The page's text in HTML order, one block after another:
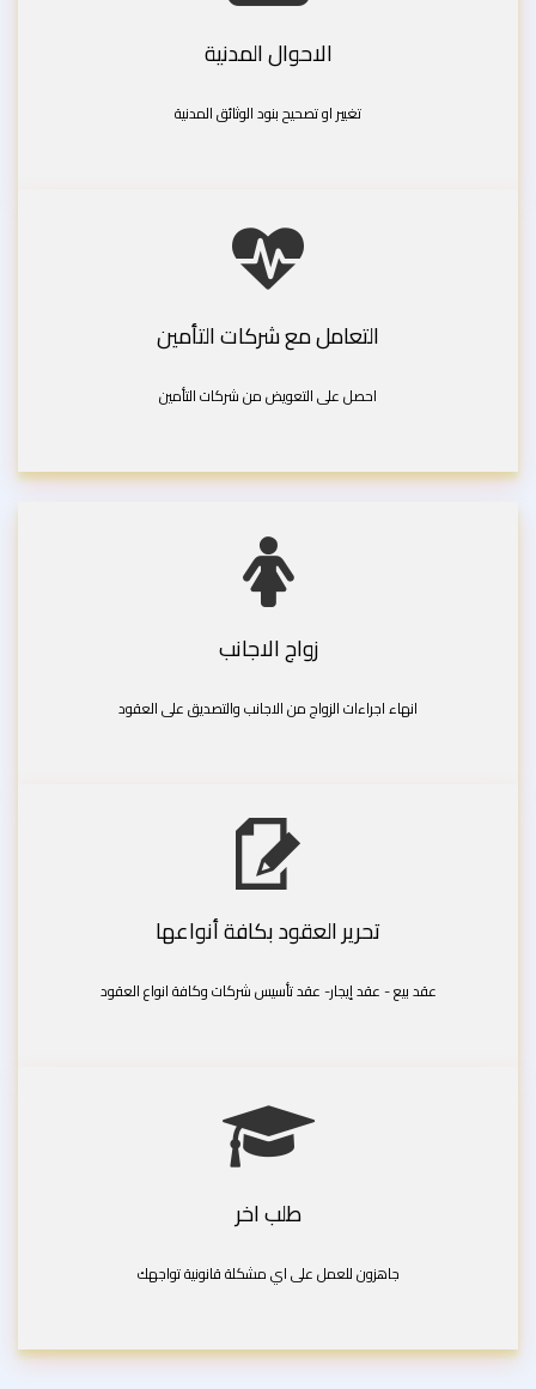
الاحوال المدنية
تغيير او تصحيح بنود الوثائق المدنية
التعامل مع شركات التأمين
احصل على التعويض من شركات التأمين
زواج الاجانب
انهاء اجراءات الزواج من الاجانب والتصديق على العقود
تحرير العقود بكافة أنواعها
عقد بيع - عقد إيجار- عقد تأسيس شركات وكافة انواع العقود
طلب اخر
جاهزون للعمل على اي مشكلة قانونية تواجهك